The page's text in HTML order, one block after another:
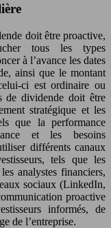
doit être proactive,
tous les types
à l’avance les dates
ainsi que le montant
ci est ordinaire ou
de dividende doit être
stratégique et les
que la performance
et les besoins
différents canaux
tels que les
analystes financiers,
sociaux (LinkedIn,
proactive
informés, de
de l’entreprise.